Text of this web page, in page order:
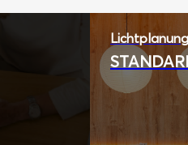
Lichtplanung